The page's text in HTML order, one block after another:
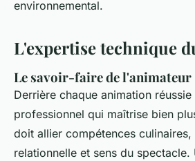
environnemental.
L'expertise technique
Le savoir-faire de l'animateur
Derrière chaque animation
professionnel qui maîtrise bien
doit allier compétences culinaires,
relationnelle et sens du spectacle.